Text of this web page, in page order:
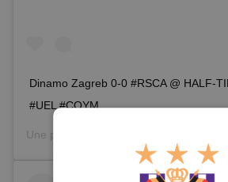
Dinamo Zagreb 0-0 #RSCA @ HALF-
#UEL #COYM
Une publication partagée par